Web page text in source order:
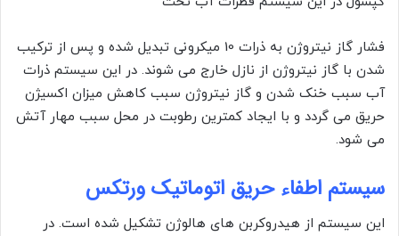
فشار گاز نیتروژن به ذرات 10 میکرونی تبدیل شده و پس از ترکیب
شدن با گاز نیتروژن از نازل خارج می شوند. در این سیستم ذرات
آب سبب خنک شدن و گاز نیتروژن سبب کاهش میزان اکسیژن
حریق می گردد و با ایجاد کمترین رطوبت در محل سبب مهار آتش
می شود.
سیستم اطفاء حریق اتوماتیک ورتکس
این سیستم از هیدروکربن های هالوژن تشکیل شده است. در